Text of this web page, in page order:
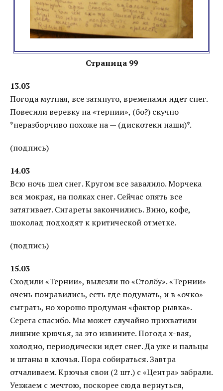
Страница 99
13.03
Погода мутная, все затянуто, временами идет снег.
Повесили веревку на «тернии», (бо?) скучно
*неразборчиво похоже на — (дискотеки наши)*.
(подпись)
14.03
Всю ночь шел снег. Кругом все завалило. Морчека
вся мокрая, на полках снег. Сейчас опять все
затягивает. Сигареты закончились. Вино, кофе,
шоколад подходят к критической отметке.
(подпись)
15.03
Сходили «Тернии», вылезли по «Столбу». «Тернии»
очень понравились, есть где подумать, и в «очко»
сыграть, но хорошо продуман «фактор рывка».
Серега спасибо. Мы может случайно прихватили
лишние крючья, за это извините. Погода х-вая,
холодно, периодически идет снег. Да уже и пальцы
и штаны в клочья. Пора собираться. Завтра
отчаливаем. Крючья свои (2 шт.) с «Центра» забрали.
Уезжаем с мечтою, поскорее сюда вернуться,